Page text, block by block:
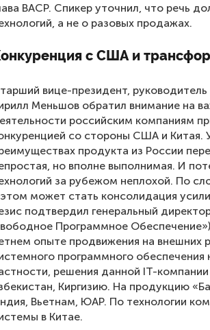
BACP. Спикер уточнил, что речь
а не о разовых продажах.
с США и
вице-президент,
Меньшов обратил внимание на
российским компаниям
со стороны США и Китая.
продукта из России
но вполне выполнимая. И
за рубежом неплохой. По
может стать консолидация
подтвердил генеральный
Программное
опыте продвижения на внешних
программного
решения данной IT-
Киргизию. На продукцию
Вьетнам, ЮАР. По технологии
в Китае.